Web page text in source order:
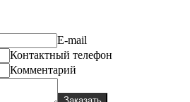
E-mail
Контактный телефон
Комментарий